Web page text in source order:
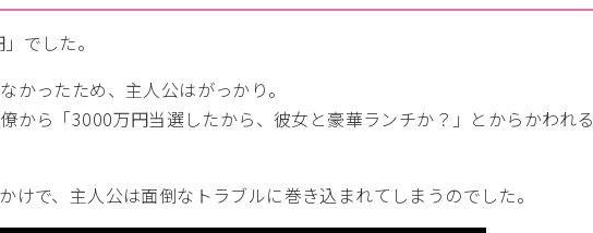
でした。
かったため、主人公はがっかり。
から「3000万円当選したから、彼女と豪華ランチか？」とからかわれる
けで、主人公は面倒なトラブルに巻き込まれてしまうのでした。